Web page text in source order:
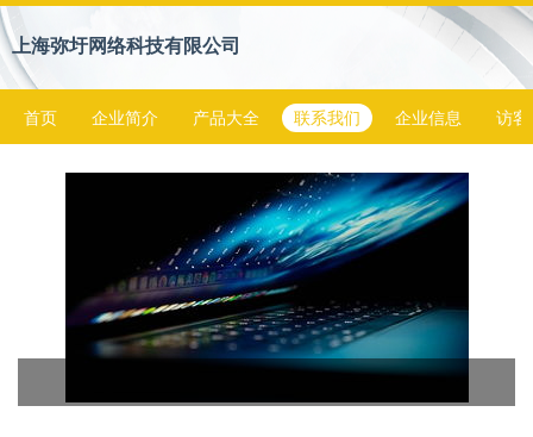
上海弥圩网络科技有限公司
首页 企业简介 产品大全 联系我们 企业信息 访客